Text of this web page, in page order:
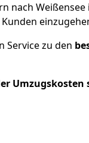
nach
Service zu den
Umzugskosten